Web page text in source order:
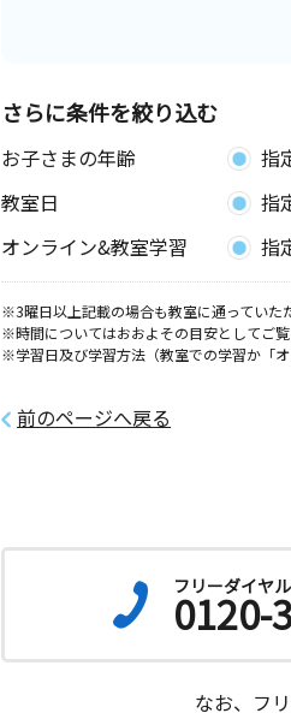
さらに条件を絞り込む
お子さまの年齢 指
教室日
指
オンライン&教室学習
指
※3曜日以上記載の場合も教室に通っていた
※時間についてはおおよその目安としてご
※学習日及び学習方法（教室での学習か「
前のページへ戻る
フリーダイヤル
0120-
なお、フ